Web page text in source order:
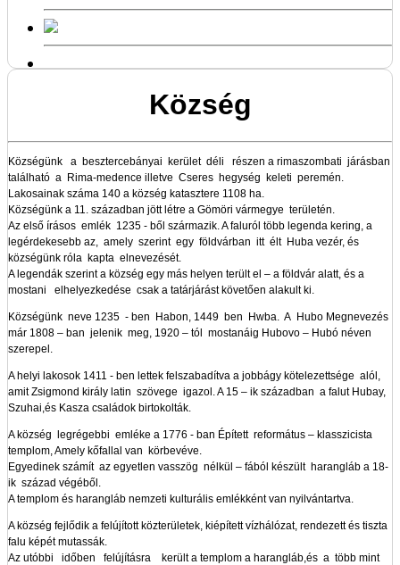
Község
Községünk a besztercebányai kerület déli részen a rimaszombati járásban
található a Rima-medence illetve Cseres hegység keleti peremén.
Lakosainak száma 140 a község katasztere 1108 ha.
Községünk a 11. században jött létre a Gömöri vármegye területén.
Az első írásos emlék 1235 - ből származik. A faluról több legenda kering, a
legérdekesebb az, amely szerint egy földvárban itt élt Huba vezér, és
községünk róla kapta elnevezését.
A legendák szerint a község egy más helyen terült el – a földvár alatt, és a
mostani elhelyezkedése csak a tatárjárást követően alakult ki.
Községünk neve 1235 - ben Habon, 1449 ben Hwba. A Hubo Megnevezés
már 1808 – ban jelenik meg, 1920 – tól mostanáig Hubovo – Hubó néven
szerepel.
A helyi lakosok 1411 - ben lettek felszabadítva a jobbágy kötelezettsége alól,
amit Zsigmond király latin szövege igazol. A 15 – ik században a falut Hubay,
Szuhai,és Kasza családok birtokolták.
A község legrégebbi emléke a 1776 - ban Épített református – klasszicista
templom, Amely kőfallal van körbevéve.
Egyedinek számít az egyetlen vasszög nélkül – fából készült harangláb a 18-
ik század végéből.
A templom és harangláb nemzeti kulturális emlékként van nyilvántartva.
A község fejlődik a felújított közterületek, kiépített vízhálózat, rendezett és tiszta
falu képét mutassák.
Az utóbbi időben felújításra került a templom a harangláb,és a több mint